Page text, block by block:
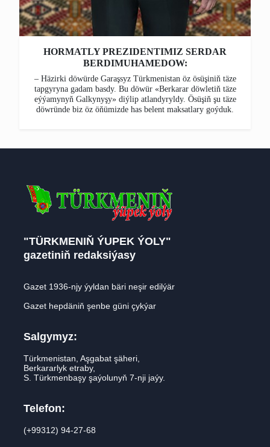
HORMATLY PREZIDENTIMIZ SERDAR
BERDIMUHAMEDOW:
– Häzirki döwürde Garaşsyz Türkmenistan öz ösüşiniň täze
tapgyryna gadam basdy. Bu döwür «Berkarar döwletiň täze
eýýamynyň Galkynyşy» diýlip atlandyryldy. Ösüşiň şu täze
döwründe biz öz öňümizde has belent maksatlary goýduk.
"TÜRKMENIŇ ÝUPEK ÝOLY"
gazetiniň redaksiýasy
Gazet 1936-njy ýyldan bäri neşir edilýär
Gazet hepdäniň şenbe güni çykýar
Salgymyz:
Türkmenistan, Aşgabat şäheri,
Berkararlyk etraby,
S. Türkmenbaşy şaýolunyň 7-nji jaýy.
Telefon:
(+99312) 94-27-68